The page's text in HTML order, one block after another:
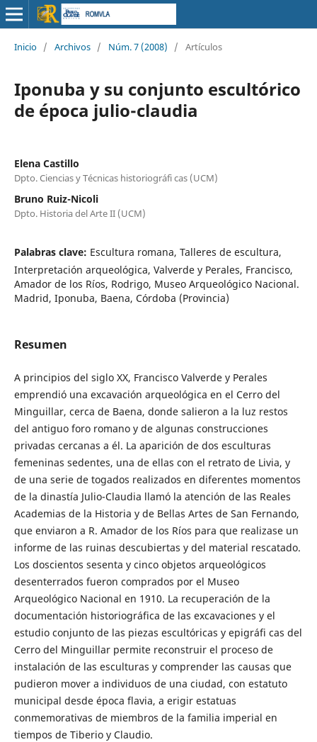
Inicio / Archivos / Núm. 7 (2008) / Artículos
Iponuba y su conjunto escultórico
de época julio-claudia
Elena Castillo
Dpto. Ciencias y Técnicas historiográfi cas (UCM)
Bruno Ruiz-Nicoli
Dpto. Historia del Arte II (UCM)
Palabras clave: Escultura romana, Talleres de escultura,
Interpretación arqueológica, Valverde y Perales, Francisco,
Amador de los Ríos, Rodrigo, Museo Arqueológico Nacional.
Madrid, Iponuba, Baena, Córdoba (Provincia)
Resumen
A principios del siglo XX, Francisco Valverde y Perales
emprendió una excavación arqueológica en el Cerro del
Minguillar, cerca de Baena, donde salieron a la luz restos
del antiguo foro romano y de algunas construcciones
privadas cercanas a él. La aparición de dos esculturas
femeninas sedentes, una de ellas con el retrato de Livia, y
de una serie de togados realizados en diferentes momentos
de la dinastía Julio-Claudia llamó la atención de las Reales
Academias de la Historia y de Bellas Artes de San Fernando,
que enviaron a R. Amador de los Ríos para que realizase un
informe de las ruinas descubiertas y del material rescatado.
Los doscientos sesenta y cinco objetos arqueológicos
desenterrados fueron comprados por el Museo
Arqueológico Nacional en 1910. La recuperación de la
documentación historiográfica de las excavaciones y el
estudio conjunto de las piezas escultóricas y epigráfi cas del
Cerro del Minguillar permite reconstruir el proceso de
instalación de las esculturas y comprender las causas que
pudieron mover a individuos de una ciudad, con estatuto
municipal desde época flavia, a erigir estatuas
conmemorativas de miembros de la familia imperial en
tiempos de Tiberio y Claudio.